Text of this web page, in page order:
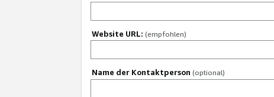
Website URL: (empfohlen)
Name der Kontaktperson (optional)